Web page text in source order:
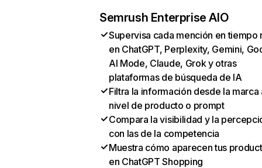
Semrush Enterprise AIO
Supervisa cada mención en tiempo
en ChatGPT, Perplexity, Gemini,
AI Mode, Claude, Grok y otras
plataformas de búsqueda de IA
Filtra la información desde la marca
nivel de producto o prompt
Compara la visibilidad y la
con las de la competencia
Muestra cómo aparecen tus
en ChatGPT Shopping